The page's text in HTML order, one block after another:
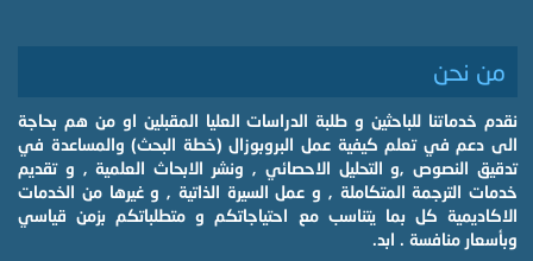
من نحن
نقدم خدماتنا للباحثين و طلبة الدراسات العليا المقبلين او من هم بحاجة
الى دعم في تعلم كيفية عمل البروبوزال (خطة البحث) والمساعدة في
تدقيق النصوص ,و التحليل الاحصائي , ونشر الابحاث العلمية , و تقديم
خدمات الترجمة المتكاملة , و عمل السيرة الذاتية , و غيرها من الخدمات
الاكاديمية كل بما يتناسب مع احتياجاتكم و متطلباتكم بزمن قياسي
وبأسعار منافسة . ابد.